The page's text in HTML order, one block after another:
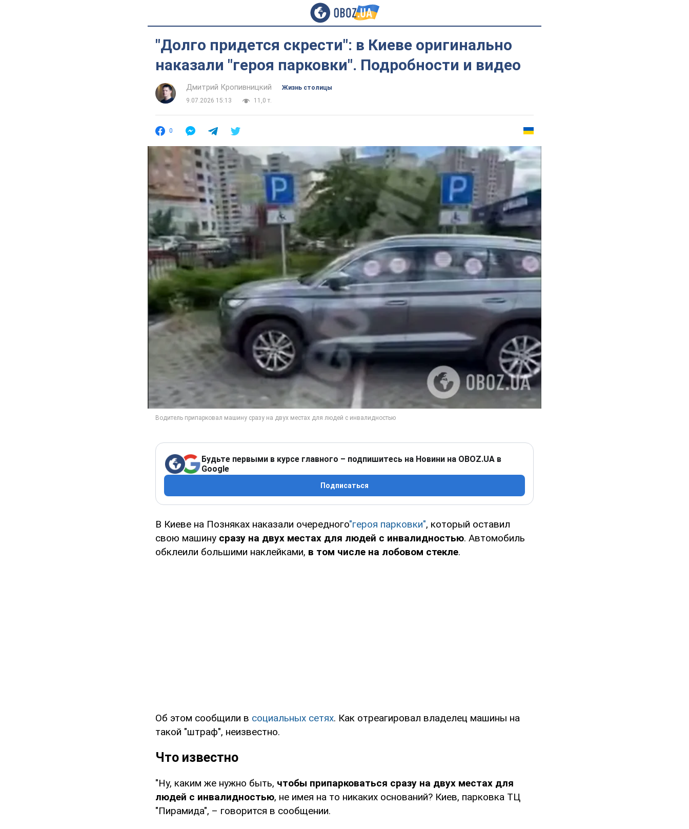
"Долго придется скрести": в Киеве оригинально
наказали "героя парковки". Подробности и видео
Дмитрий Кропивницкий
Жизнь столицы
9.07.2026 15:13
11,0 т.
0
Будьте первыми в курсе главного – подпишитесь на Новини на OBOZ.UA в
Google
Подписаться
В Киеве на Позняках наказали очередного"героя парковки", который оставил
свою машину сразу на двух местах для людей с инвалидностью. Автомобиль
обклеили большими наклейками, в том числе на лобовом стекле.
Об этом сообщили в социальных сетях. Как отреагировал владелец машины на
такой "штраф", неизвестно.
Что известно
"Ну, каким же нужно быть, чтобы припарковаться сразу на двух местах для
людей с инвалидностью, не имея на то никаких оснований? Киев, парковка ТЦ
"Пирамида", – говорится в сообщении.